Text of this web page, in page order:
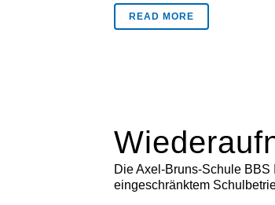
READ MORE
Die Axel-Bruns-Schule
eingeschränktem